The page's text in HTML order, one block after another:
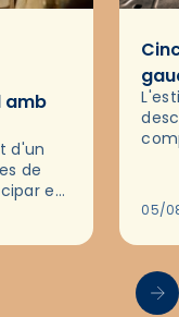
amb
d'un
de
en
05/